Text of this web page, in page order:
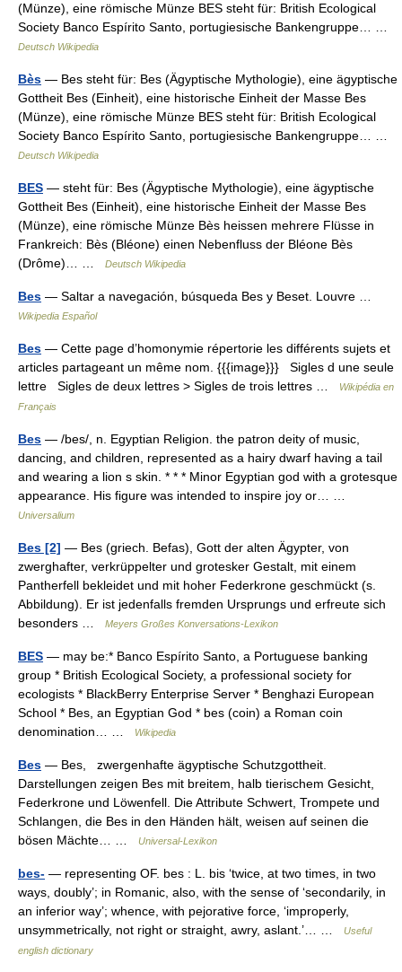
(Münze), eine römische Münze BES steht für: British Ecological
Society Banco Espírito Santo, portugiesische Bankengruppe… …
Deutsch Wikipedia
Bès — Bes steht für: Bes (Ägyptische Mythologie), eine ägyptische
Gottheit Bes (Einheit), eine historische Einheit der Masse Bes
(Münze), eine römische Münze BES steht für: British Ecological
Society Banco Espírito Santo, portugiesische Bankengruppe… …
Deutsch Wikipedia
BES — steht für: Bes (Ägyptische Mythologie), eine ägyptische
Gottheit Bes (Einheit), eine historische Einheit der Masse Bes
(Münze), eine römische Münze Bès heissen mehrere Flüsse in
Frankreich: Bès (Bléone) einen Nebenfluss der Bléone Bès
(Drôme)… …
Deutsch Wikipedia
Bes — Saltar a navegación, búsqueda Bes y Beset. Louvre …
Wikipedia Español
Bes — Cette page d’homonymie répertorie les différents sujets et
articles partageant un même nom. {{{image}}} Sigles d une seule
lettre Sigles de deux lettres > Sigles de trois lettres …
Wikipédia en
Français
Bes — /bes/, n. Egyptian Religion. the patron deity of music,
dancing, and children, represented as a hairy dwarf having a tail
and wearing a lion s skin. * * * Minor Egyptian god with a grotesque
appearance. His figure was intended to inspire joy or… …
Universalium
Bes [2] — Bes (griech. Befas), Gott der alten Ägypter, von
zwerghafter, verkrüppelter und grotesker Gestalt, mit einem
Pantherfell bekleidet und mit hoher Federkrone geschmückt (s.
Abbildung). Er ist jedenfalls fremden Ursprungs und erfreute sich
besonders …
Meyers Großes Konversations-Lexikon
BES — may be:* Banco Espírito Santo, a Portuguese banking
group * British Ecological Society, a professional society for
ecologists * BlackBerry Enterprise Server * Benghazi European
School * Bes, an Egyptian God * bes (coin) a Roman coin
denomination… …
Wikipedia
Bes — Bes, zwergenhafte ägyptische Schutzgottheit.
Darstellungen zeigen Bes mit breitem, halb tierischem Gesicht,
Federkrone und Löwenfell. Die Attribute Schwert, Trompete und
Schlangen, die Bes in den Händen hält, weisen auf seinen die
bösen Mächte… …
Universal-Lexikon
bes- — representing OF. bes : L. bis ‘twice, at two times, in two
ways, doubly’; in Romanic, also, with the sense of ‘secondarily, in
an inferior way’; whence, with pejorative force, ‘improperly,
unsymmetrically, not right or straight, awry, aslant.’… …
Useful
english dictionary